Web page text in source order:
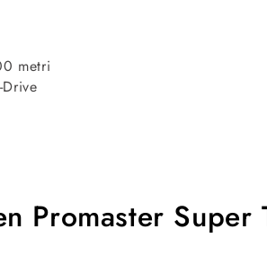
metri
Promaster Super